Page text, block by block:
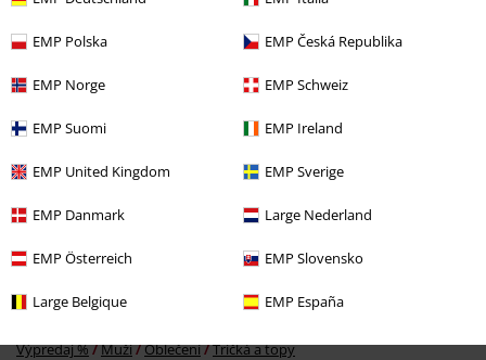
EMP Polska EMP Česká Republika
EMP Norge EMP Schweiz
EMP Suomi EMP Ireland
EMP United Kingdom EMP Sverige
EMP Danmark Large Nederland
EMP Österreich EMP Slovensko
Large Belgique EMP España
More categories. More options.
Výpredaj % Tovar pre domácnosť
Novinky Zábava & bývanie Fun Merch
Výpredaj % Muži Oblečení Tričká a topy